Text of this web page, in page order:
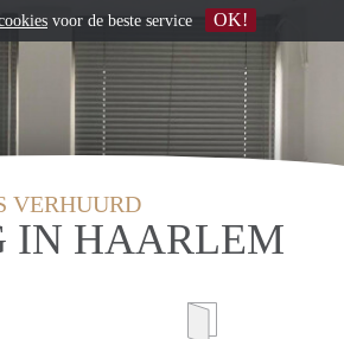
VERHUURD
IN HAARLEM
voor de beste service OK!